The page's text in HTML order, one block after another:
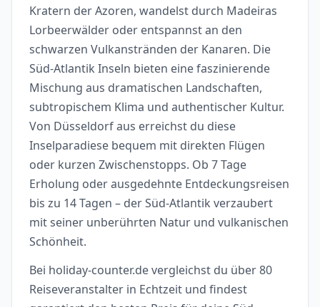
Kratern der Azoren, wandelst durch Madeiras
Lorbeerwälder oder entspannst an den
schwarzen Vulkanstränden der Kanaren. Die
Süd-Atlantik Inseln bieten eine faszinierende
Mischung aus dramatischen Landschaften,
subtropischem Klima und authentischer Kultur.
Von Düsseldorf aus erreichst du diese
Inselparadiese bequem mit direkten Flügen
oder kurzen Zwischenstopps. Ob 7 Tage
Erholung oder ausgedehnte Entdeckungsreisen
bis zu 14 Tagen – der Süd-Atlantik verzaubert
mit seiner unberührten Natur und vulkanischen
Schönheit.
Bei holiday-counter.de vergleichst du über 80
Reiseveranstalter in Echtzeit und findest